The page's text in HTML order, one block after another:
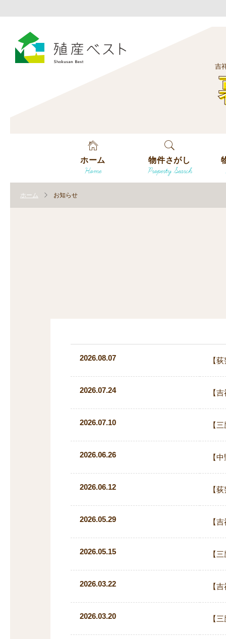
吉
ホーム
Home
物件さがし
Property Search
ホーム お知らせ
2026.08.07 【
2026.07.24 【
2026.07.10 【
2026.06.26 【
2026.06.12 【
2026.05.29 【
2026.05.15 【
2026.03.22 【
2026.03.20 【